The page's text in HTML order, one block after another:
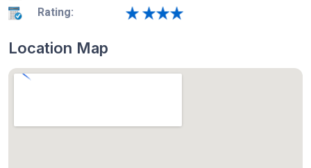
Rating:
Location Map